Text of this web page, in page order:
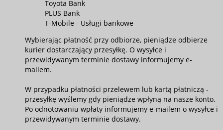
Toyota Bank
PLUS Bank
T-Mobile - Usługi bankowe
Wybierając płatność przy odbiorze, pieniądze odbierze
kurier dostarczający przesyłkę. O wysyłce i
przewidywanym terminie dostawy informujemy e-
mailem.
W przypadku płatności przelewem lub kartą płatniczą -
przesyłkę wyślemy gdy pieniądze wpłyną na nasze konto.
Po odnotowaniu wpłaty informujemy e-mailem o wysyłce i
przewidywanym terminie dostawy.